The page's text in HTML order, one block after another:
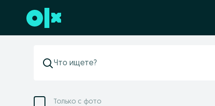
Перейти к нижнему колонтитулу
Только с фото